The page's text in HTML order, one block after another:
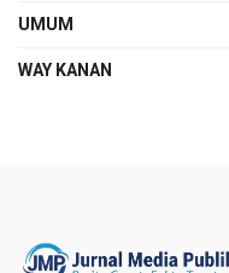
UMUM
WAY KANAN